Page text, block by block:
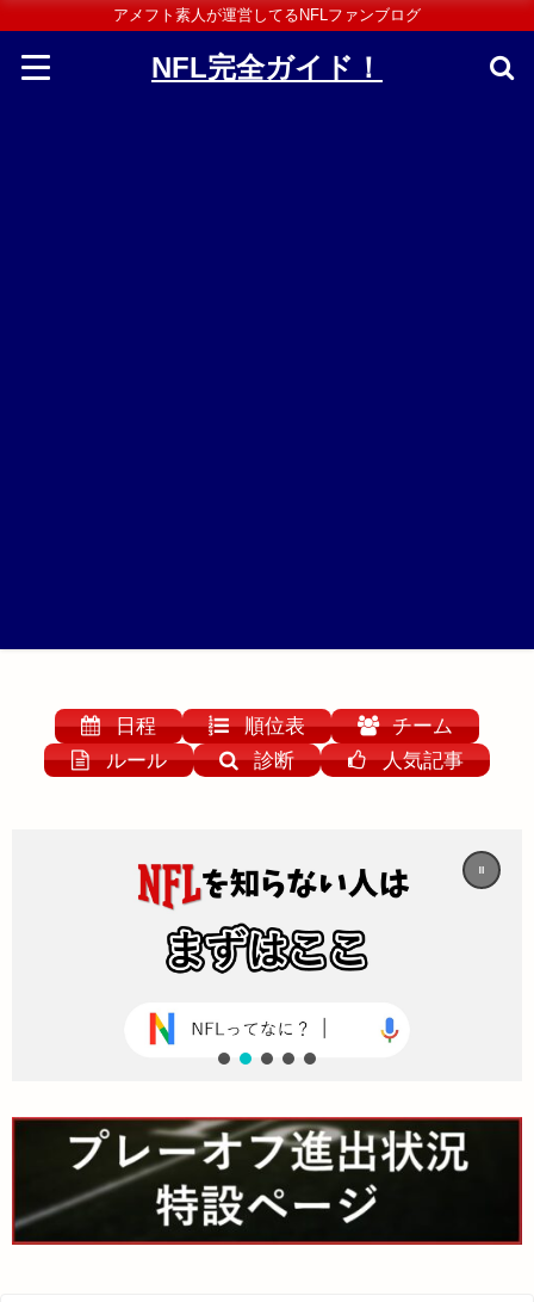
アメフト素人が運営してるNFLファンブログ
NFL完全ガイド！
日程 順位表
チーム
ルール
診断 人気記事